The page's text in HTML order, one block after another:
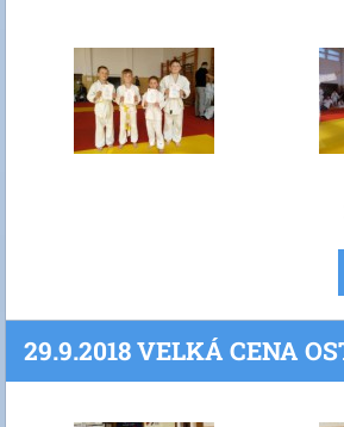
29.9.2018 VELKÁ CENA